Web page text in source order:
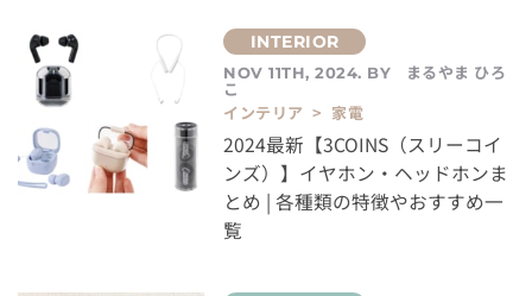
NOV 11TH, 2024. BY まるやま ひろ
こ
インテリア > 家電
2024最新【3COINS（スリーコイ
ンズ）】イヤホン・ヘッドホンま
とめ | 各種類の特徴やおすすめ一
覧